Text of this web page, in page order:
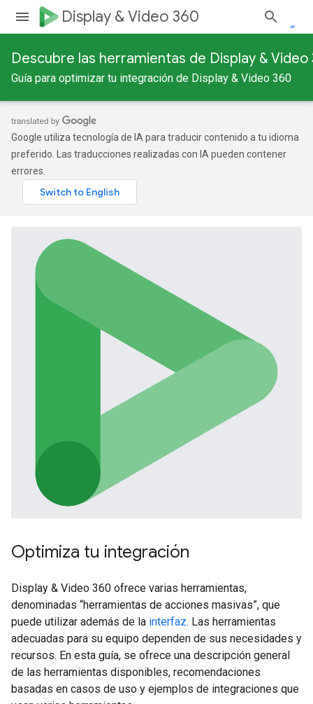
Display & Video 360
Descubre las herramientas de Display &
Guía para optimizar tu integración de Display & Video 360
Google utiliza tecnología de IA para traducir contenido a tu idioma
preferido. Las traducciones realizadas con IA pueden contener
errores.
Optimiza tu integración
Display & Video 360 ofrece varias herramientas,
denominadas “herramientas de acciones masivas”, que
puede utilizar además de la interfaz. Las herramientas
adecuadas para su equipo dependen de sus necesidades y
recursos. En esta guía, se ofrece una descripción general
de las herramientas disponibles, recomendaciones
basadas en casos de uso y ejemplos de integraciones que